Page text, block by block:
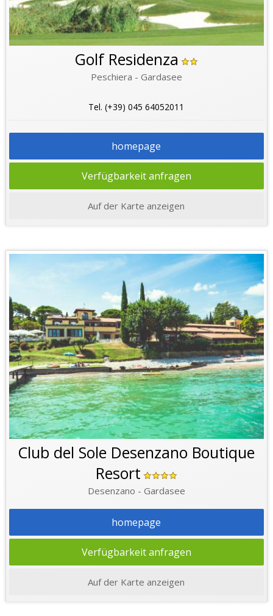
Golf Residenza
Peschiera - Gardasee
Tel. (+39) 045 64052011
homepage
Verfügbarkeit anfragen
Auf der Karte anzeigen
Club del Sole Desenzano Boutique
Resort
Desenzano - Gardasee
homepage
Verfügbarkeit anfragen
Auf der Karte anzeigen